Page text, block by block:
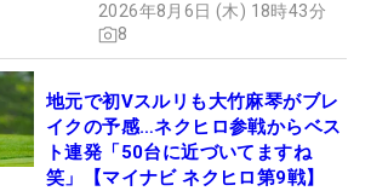
2026年8月6日 (木) 18時43分
8
地元で初Vスルリも大竹麻琴がブレ
イクの予感…ネクヒロ参戦からベス
ト連発「50台に近づいてますね
笑」【マイナビ ネクヒロ第9戦】